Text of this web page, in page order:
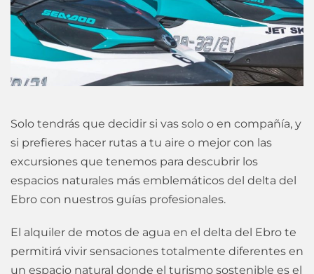
Solo tendrás que decidir si vas solo o en compañía, y
si prefieres hacer rutas a tu aire o mejor con las
excursiones que tenemos para descubrir los
espacios naturales más emblemáticos del delta del
Ebro con nuestros guías profesionales.
El alquiler de motos de agua en el delta del Ebro te
permitirá vivir sensaciones totalmente diferentes en
un espacio natural donde el turismo sostenible es el